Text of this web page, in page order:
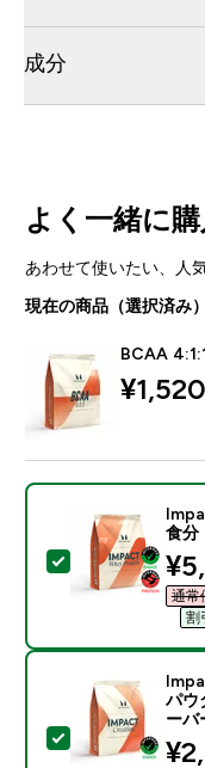
成分
よく一緒に
あわせて使いたい、人
現在の商品（選択済み）
BCAA
¥1,520‎
この商品を選
食分
通常
割
この商品を選
パウ
ーバ